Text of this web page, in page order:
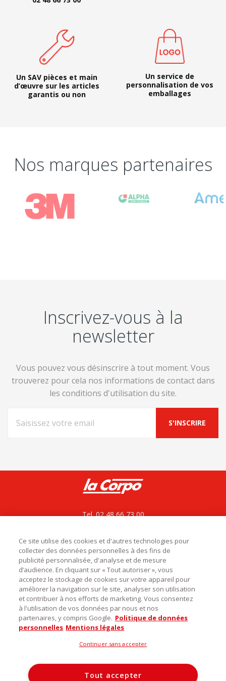
Un SAV pièces et main
d’œuvre sur les articles
garantis ou non
Un service de
personnalisation de vos
emballages
Nos marques partenaires
Inscrivez-vous à la
newsletter
Vous pouvez vous désinscrire à tout moment. Vous
trouverez pour cela nos informations de contact dans
les conditions d'utilisation du site.
Tel. 02 48 66 73 00
18570 Le Subdray
service.commercial@labovida.com
Catégories
Infos utiles
Découvrez notre magasin
La Corpo Rungis
Ce site utilise des cookies et d'autres technologies pour
collecter des données personnelles à des fins de
publicité personnalisée, d'analyse et de mesure
d’audience. En cliquant sur « Tout autoriser », vous
acceptez le stockage de cookies sur votre appareil pour
améliorer la navigation sur le site, analyser son utilisation
et contribuer à nos efforts de marketing. Vous consentez
à l'utilisation de vos données par nous et nos
partenaires, y compris Google. Politique de données
personnelles Mentions légales
Continuer sans accepter
Tout accepter